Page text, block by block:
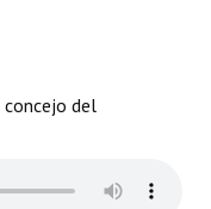
concejo del